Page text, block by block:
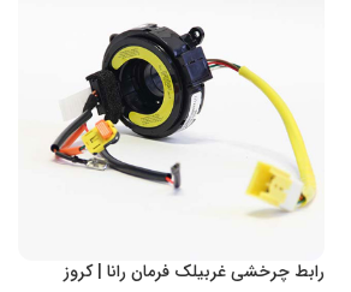
رابط چرخشی غربیلک فرمان رانا | کروز